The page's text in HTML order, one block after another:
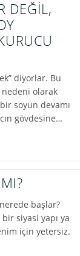
DEĞİL,
diyorlar. Bu
olarak
soyun devamı
gövdesine…
başlar?
bir siyasi yapı ya
için yetersiz.